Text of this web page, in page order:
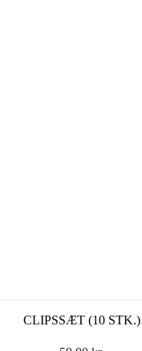
CLIPSSÆT (10 STK.)